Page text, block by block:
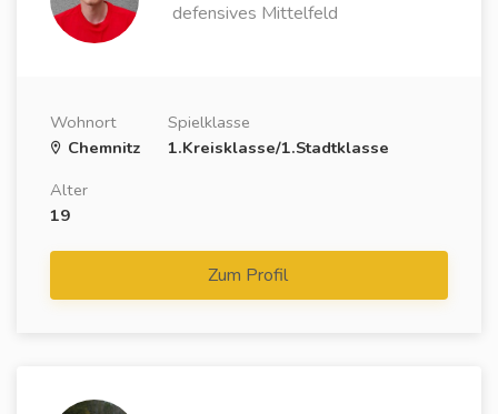
defensives Mittelfeld
Wohnort
Chemnitz
Spielklasse
1.Kreisklasse/1.Stadtklasse
Alter
19
Zum Profil